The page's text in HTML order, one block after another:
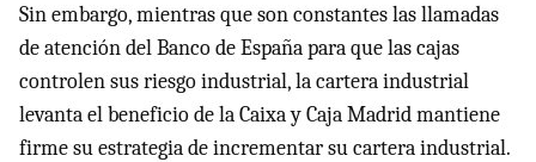
Sin embargo, mientras que son constantes las llamadas
de atención del Banco de España para que las cajas
controlen sus riesgo industrial, la cartera industrial
levanta el beneficio de la Caixa y Caja Madrid mantiene
firme su estrategia de incrementar su cartera industrial.